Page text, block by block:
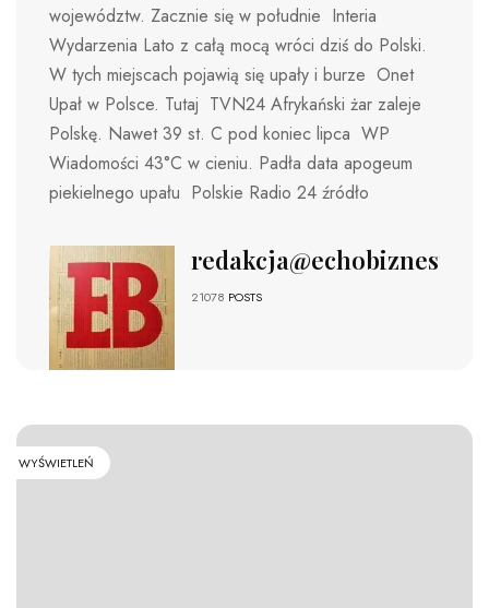
województw. Zacznie się w południe Interia
Wydarzenia Lato z całą mocą wróci dziś do Polski.
W tych miejscach pojawią się upały i burze Onet
Upał w Polsce. Tutaj TVN24 Afrykański żar zaleje
Polskę. Nawet 39 st. C pod koniec lipca WP
Wiadomości 43°C w cieniu. Padła data apogeum
piekielnego upału Polskie Radio 24 źródło
redakcja@echobiznesu.pl
21078 POSTS
WYŚWIETLEŃ